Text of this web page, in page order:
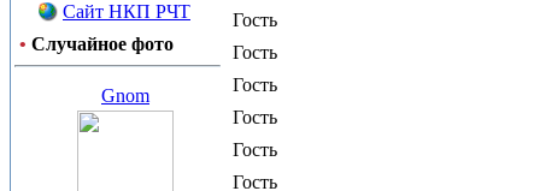
Сайт НКП РЧТ
• Случайное фото
Gnom
Гость
Гость
Гость
Гость
Гость
Гость